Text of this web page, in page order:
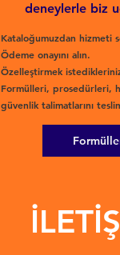
deneylerle biz
Kataloğumuzdan hizmeti
Ödeme onayını alın.
Özelleştirmek
Formülleri, prosedürleri,
güvenlik talimatlarını